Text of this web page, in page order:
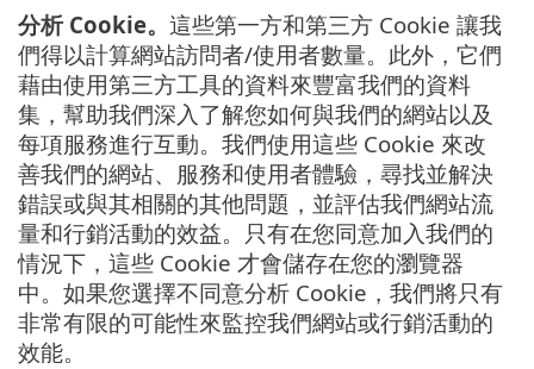
分析 Cookie。 這些第一方和第三方 Cookie 讓我
們得以計算網站訪問者/使用者數量。此外，它們
藉由使用第三方工具的資料來豐富我們的資料
集，幫助我們深入了解您如何與我們的網站以及
每項服務進行互動。我們使用這些 Cookie 來改
善我們的網站、服務和使用者體驗，尋找並解決
錯誤或與其相關的其他問題，並評估我們網站流
量和行銷活動的效益。只有在您同意加入我們的
情況下，這些 Cookie 才會儲存在您的瀏覽器
中。如果您選擇不同意分析 Cookie，我們將只有
非常有限的可能性來監控我們網站或行銷活動的
效能。